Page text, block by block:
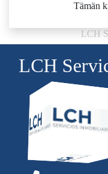
Tämän
LCH
LCH